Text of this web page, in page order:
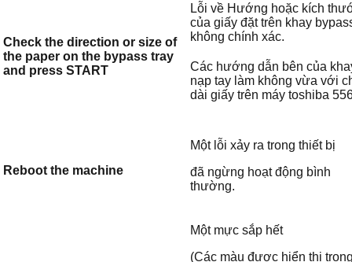
Check the direction or size of
the paper on the bypass tray
and press START
Lỗi về Hướng hoặc kích
của giấy đặt trên khay
không chính xác.
Các hướng dẫn bên của
nạp tay làm không vừa với
dài giấy trên máy toshiba
Reboot the machine
Một lỗi xảy ra trong thiết bị
đã ngừng hoạt động bình
thường.
Một mực sắp hết
(Các màu được hiển thị